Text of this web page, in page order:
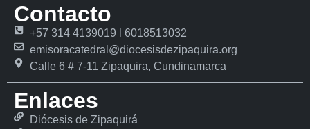
Contacto
+57 314 4139019 l 6018513032
emisoracatedral@diocesisdezipaquira.org
Calle 6 # 7-11 Zipaquira, Cundinamarca
Enlaces
Diócesis de Zipaquirá